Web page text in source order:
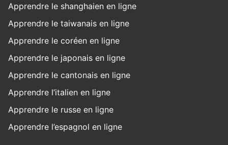
Apprendre le shanghaien en ligne
Apprendre le taiwanais en ligne
Apprendre le coréen en ligne
Apprendre le japonais en ligne
Apprendre le cantonais en ligne
Apprendre l’italien en ligne
Apprendre le russe en ligne
Apprendre l’espagnol en ligne